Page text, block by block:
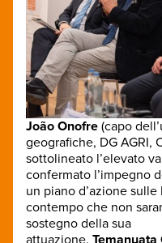
João Onofre (capo
geografiche, DG AGRI,
sottolineato l’elevato
confermato l’impegno
un piano d’azione
contempo che non
sostegno della sua